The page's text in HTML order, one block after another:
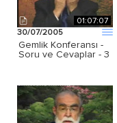
01:07:07
30/07/2005
Gemlik Konferansı -
Soru ve Cevaplar - 3